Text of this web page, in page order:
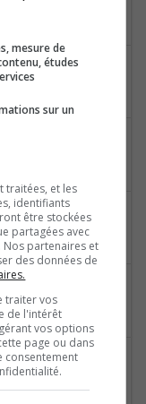
mesure de
études
sur un
traitées, et les
identifiants
être stockées
partagées avec
Nos partenaires et
des données de
traiter vos
de l'intérêt
vos options
page ou dans
consentement